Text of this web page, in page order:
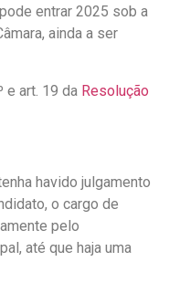
entrar 2025 sob a
ainda a ser
e art. 19 da Resolução
havido julgamento
o cargo de
pelo
até que haja uma